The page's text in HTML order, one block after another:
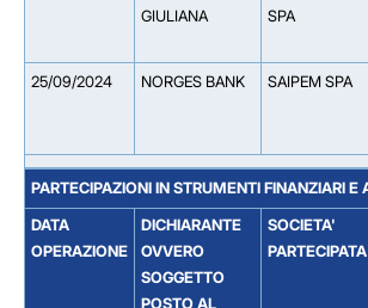
GIULIANA
SPA
25/09/2024 NORGES BANK SAIPEM SPA
PARTECIPAZIONI IN STRUMENTI FINANZIARI E
DATA
OPERAZIONE
DICHIARANTE
OVVERO
SOGGETTO
POSTO AL
SOCIETA'
PARTECIPATA